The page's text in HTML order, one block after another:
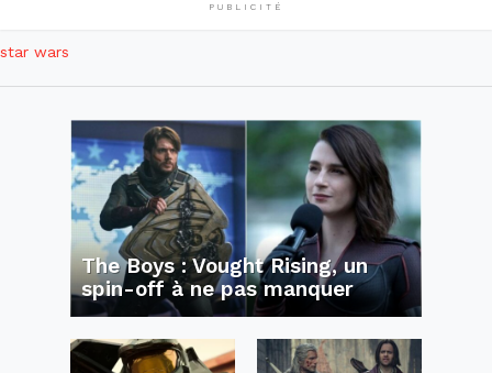
PUBLICITÉ
star wars
The Boys : Vought Rising, un
spin-off à ne pas manquer